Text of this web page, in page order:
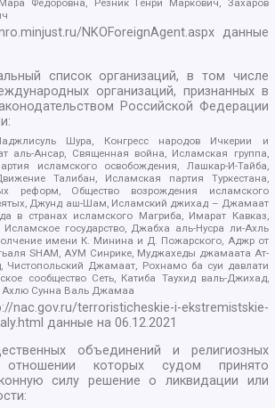
Федоровна, Резник Генри Маркович, Захаров
NKOForeignAgent.aspxданные
список организаций, в том числе
организаций, признанных в
Российской Федерации
Шура, Конгресс народов Ичкерии и
аль-Ансар, Священная война, Исламская группа,
исламского освобождения, Лашкар-И-Тайба,
Талибан, Исламская партия Туркестана,
реформ, Общество возрождения исламского
Джунд аш-Шам, Исламский джихад – Джамаат
в странах исламского Магриба, Имарат Кавказ,
государство, Джабха аль-Нусра ли-Ахль
имени К. Минина и Д. Пожарского, Аджр от
SHAM, АУМ Синрике, Муджахеды джамаата Ат-
Чистопольский Джамаат, Рохнамо ба суи давлати
сообщество Сеть, Катиба Таухид валь-Джихад,
Ахлю Сунна Валь Джамаа
nac.gov.ru/terroristicheskie-i-ekstremistskie-
данные на06.12.2021
объединений и религиозных
которых судом принято
силу решение о ликвидации или